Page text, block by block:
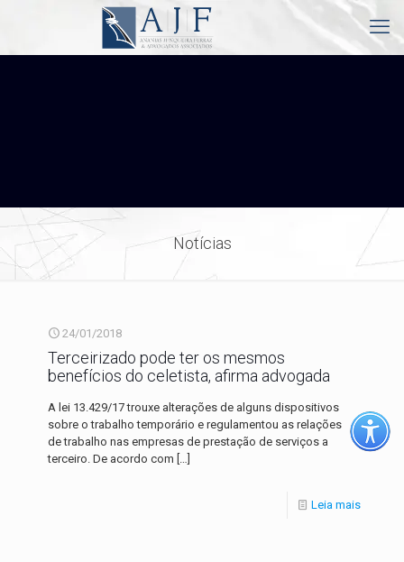
Notícias
24/01/2018
Terceirizado pode ter os mesmos
benefícios do celetista, afirma advogada
A lei 13.429/17 trouxe alterações de alguns dispositivos
sobre o trabalho temporário e regulamentou as relações
de trabalho nas empresas de prestação de serviços a
terceiro. De acordo com […]
Leia mais